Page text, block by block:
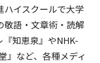
ハイスクールで大学
敬語・文章術・読解
『知恵泉』やNHK-
』など、各種メディ